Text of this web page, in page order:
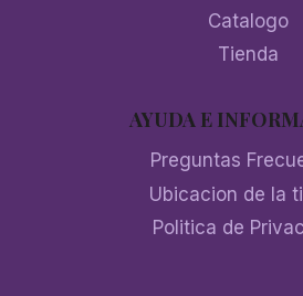
Catalogo
Tienda
AYUDA E
Preguntas
Ubicacion de la
Politica de